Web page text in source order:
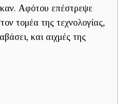
Αφότου επέστρεψε
τομέα της τεχνολογίας,
και αιχμές της